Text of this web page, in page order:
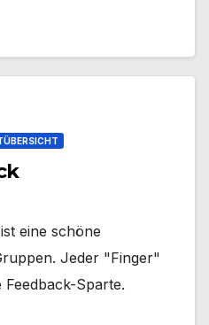
eine schöne
Jeder "Finger"
Sparte.